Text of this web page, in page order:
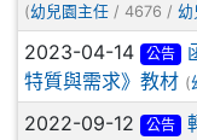
(幼兒園主任 / 4676 / 幼
2023-04-14 公告
特質與需求》教材 (
2022-09-12 公告